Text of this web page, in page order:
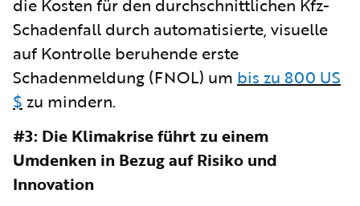
die Kosten für den durchschnittlichen Kfz-
Schadenfall durch automatisierte, visuelle
auf Kontrolle beruhende erste
Schadenmeldung (FNOL) um bis zu 800 US
$ zu mindern.
#3: Die Klimakrise führt zu einem
Umdenken in Bezug auf Risiko und
Innovation